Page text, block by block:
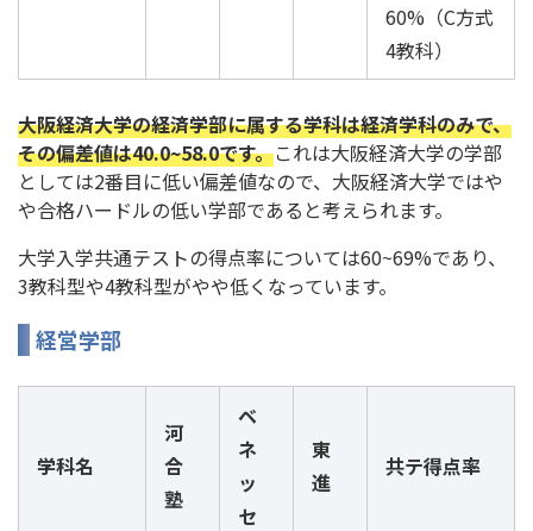
60%（C方式
4教科）
大阪経済大学の経済学部に属する学科は経済学科のみで、
その偏差値は40.0~58.0です。これは大阪経済大学の学部
としては2番目に低い偏差値なので、大阪経済大学ではや
や合格ハードルの低い学部であると考えられます。
大学入学共通テストの得点率については60~69%であり、
3教科型や4教科型がやや低くなっています。
経営学部
学科名
河
合
塾
ベ
ネ
ッ
セ
東
進
共テ得点率